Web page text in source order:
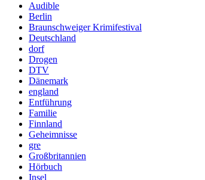
Audible
Berlin
Braunschweiger Krimifestival
Deutschland
dorf
Drogen
DTV
Dänemark
england
Entführung
Familie
Finnland
Geheimnisse
gre
Großbritannien
Hörbuch
Insel